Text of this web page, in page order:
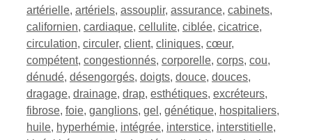
artérielle, artériels, assouplir, assurance, cabinets,
californien, cardiaque, cellulite, ciblée, cicatrice,
circulation, circuler, client, cliniques, cœur,
compétent, congestionnés, corporelle, corps, cou,
dénudé, désengorgés, doigts, douce, douces,
dragage, drainage, drap, esthétiques, excréteurs,
fibrose, foie, ganglions, gel , génétique, hospitaliers,
huile, hyperhémie, intégrée, interstice, interstitielle,